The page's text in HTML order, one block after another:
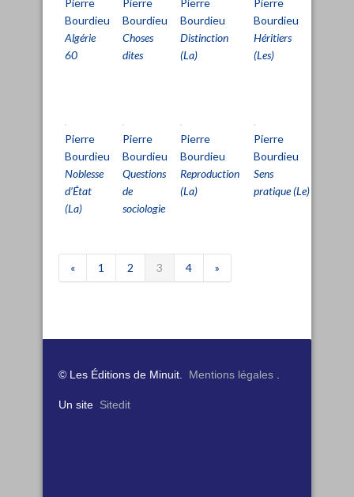
Pierre
Bourdieu
Algérie
60
Pierre
Bourdieu
Choses
dites
Pierre
Bourdieu
Distinction
(La)
Pierre
Bourdieu
Héritiers
(Les)
Pierre
Bourdieu
Noblesse
d’État
(La)
Pierre
Bourdieu
Questions
de
sociologie
Pierre
Bourdieu
Reproduction
(La)
Pierre
Bourdieu
Sens
pratique (Le)
« 1 2 3 4 »
© Les Éditions de Minuit. Mentions légales
Un site Sitedit